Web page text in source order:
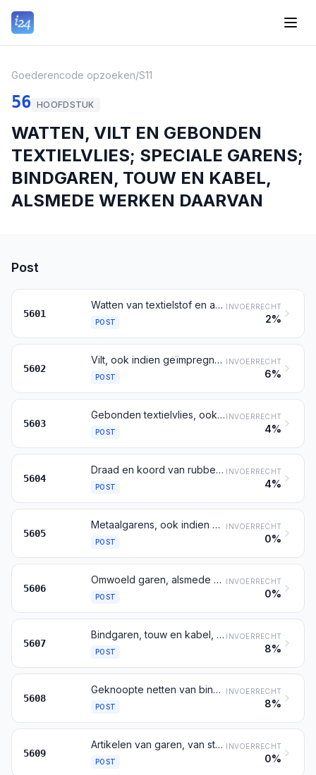
Goederencode opzoeken/S11
56 HOOFDSTUK
WATTEN, VILT EN GEBONDEN
TEXTIELVLIES; SPECIALE GARENS;
BINDGAREN, TOUW EN KABEL,
ALSMEDE WERKEN DAARVAN
Post
5601
Watten van textielstof en artikelen daarvan; textielvezels met een lengte van niet meer dan 5 mm (scheerhaar), noppen van textielstof
POST
INVOERRECHT
2%
5602
Vilt, ook indien geïmpregneerd, bekleed, bedekt of gelamineerd
POST
INVOERRECHT
6%
5603
Gebonden textielvlies, ook indien geïmpregneerd, bekleed, bedekt of gelamineerd
POST
INVOERRECHT
4%
5604
Draad en koord van rubber, bedekt met textiel; textielgarens, alsmede strippen en artikelen van dergelijke vorm bedoeld bij post 5404 of 5405, geïmpregneerd, bekleed, bedekt of ommanteld met rubber of met kunststof
POST
INVOERRECHT
4%
5605
Metaalgarens, ook indien omwoeld, bestaande uit textielgarens of uit strippen en artikelen van dergelijke vorm bedoeld bij post 5404 of 5405, verbonden met metaaldraad, -strippen of -poeder, dan wel bedekt met metaal
POST
INVOERRECHT
0%
5606
Omwoeld garen, alsmede strippen en artikelen van dergelijke vorm bedoeld bij post 5404 of 5405, omwoeld, andere dan die bedoeld bij post 5605 en andere dan omwoeld paardenhaar (crin); chenillegaren; kettingsteekgaren (zogenaamd chainettegaren)
POST
INVOERRECHT
0%
5607
Bindgaren, touw en kabel, al dan niet gevlochten, ook indien geïmpregneerd, bekleed, bedekt of ommanteld met rubber of met kunststof
POST
INVOERRECHT
8%
5608
Geknoopte netten van bindgaren, touw of kabel, in banen of aan het stuk; visnetten en andere netten, van textielstof, geconfectioneerd
POST
INVOERRECHT
8%
5609
Artikelen van garen, van strippen of dergelijke vorm bedoeld bij post 5404 of 5405, van bindgaren, van touw of van kabel, elders genoemd noch elders onder begrepen
POST
INVOERRECHT
0%